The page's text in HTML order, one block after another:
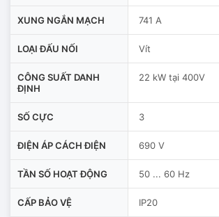
XUNG NGẮN MẠCH 741 A
LOẠI ĐẤU NỐI Vít
CÔNG SUẤT DANH
ĐỊNH
22 kW tại 400V
SỐ CỰC 3
ĐIỆN ÁP CÁCH ĐIỆN 690 V
TẦN SỐ HOẠT ĐỘNG 50 ... 60 Hz
CẤP BẢO VỆ IP20